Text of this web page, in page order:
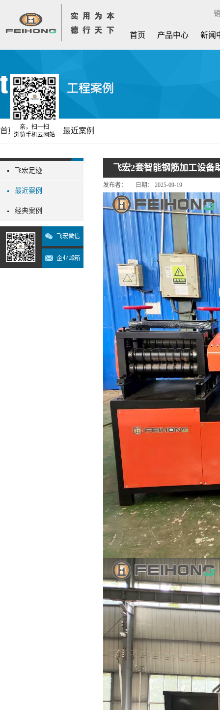
首页 产品中心 新闻
飞宏足迹
最近案例
经典案例
飞宏微信
企业邮箱
首页 工程案例 最近案例
飞宏2套智能钢筋加工设
发布者： 日期： 2025-09-19
亲，扫一扫
浏览手机云网站